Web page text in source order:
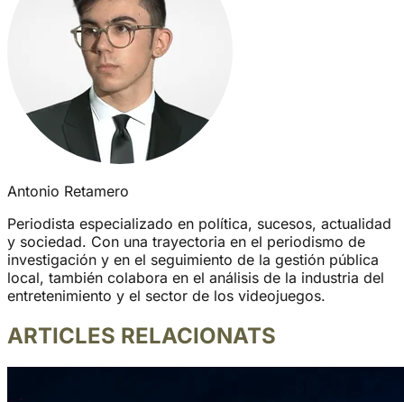
Antonio Retamero
Periodista especializado en política, sucesos, actualidad
y sociedad. Con una trayectoria en el periodismo de
investigación y en el seguimiento de la gestión pública
local, también colabora en el análisis de la industria del
entretenimiento y el sector de los videojuegos.
ARTICLES RELACIONATS